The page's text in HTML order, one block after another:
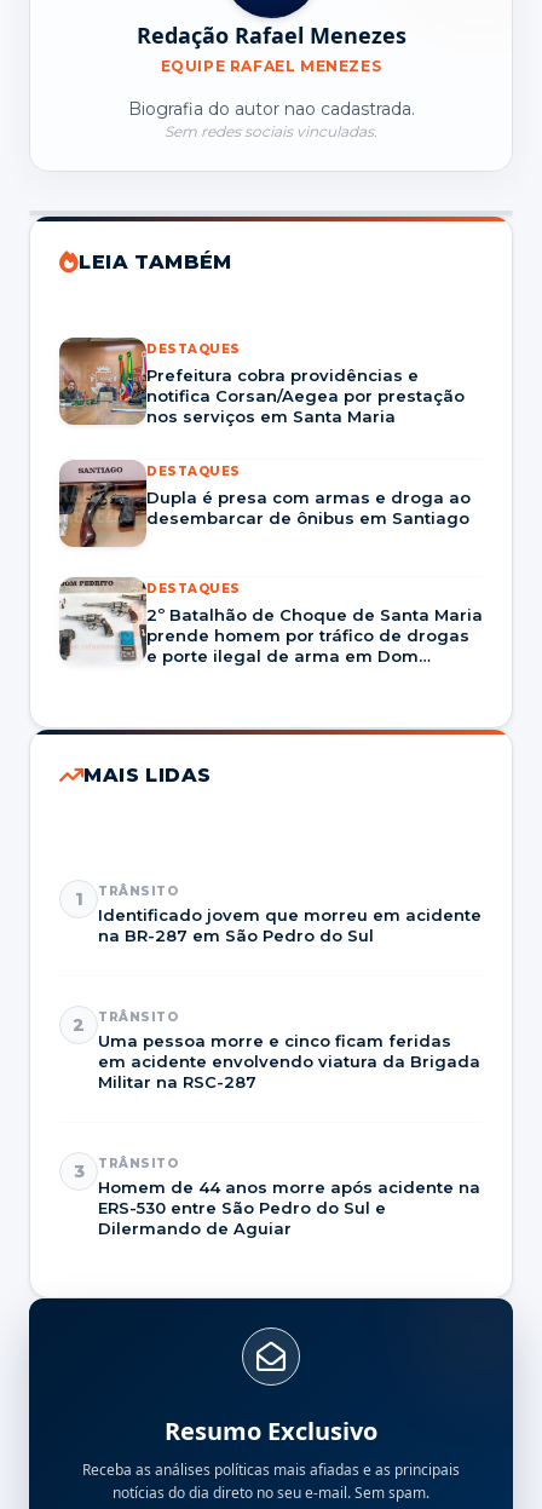
Redação Rafael Menezes
EQUIPE RAFAEL MENEZES
Biografia do autor nao cadastrada.
Sem redes sociais vinculadas.
LEIA TAMBÉM
DESTAQUES
Prefeitura cobra providências e
notifica Corsan/Aegea por prestação
nos serviços em Santa Maria
DESTAQUES
Dupla é presa com armas e droga ao
desembarcar de ônibus em Santiago
DESTAQUES
2º Batalhão de Choque de Santa Maria
prende homem por tráfico de drogas
e porte ilegal de arma em Dom
MAIS LIDAS
1 TRÂNSITO
Identificado jovem que morreu em acidente
na BR-287 em São Pedro do Sul
2 TRÂNSITO
Uma pessoa morre e cinco ficam feridas
em acidente envolvendo viatura da Brigada
Militar na RSC-287
3 TRÂNSITO
Homem de 44 anos morre após acidente na
ERS-530 entre São Pedro do Sul e
Dilermando de Aguiar
Resumo Exclusivo
Receba as análises políticas mais afiadas e as principais
notícias do dia direto no seu e-mail. Sem spam.